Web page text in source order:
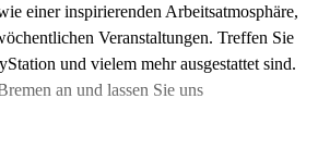
einer inspirierenden Arbeitsatmosphäre,
Veranstaltungen. Treffen Sie
und vielem mehr ausgestattet sind.
an und lassen Sie uns